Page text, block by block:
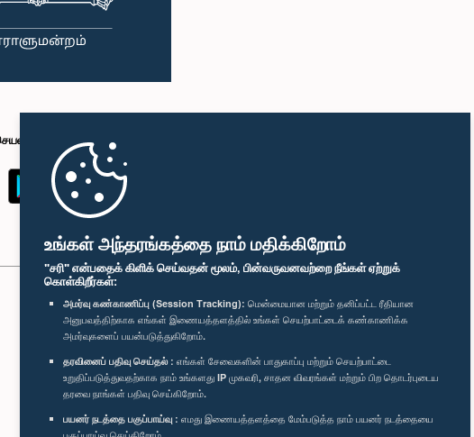
உங்கள் அந்தரங்கத்தை நாம் மதிக்கிறோம்
"சரி" என்பதைக் கிளிக் செய்வதன் மூலம், பின்வருவனவற்றை நீங்கள் ஏற்றுக்
கொள்கிறீர்கள்:
அமர்வு கண்காணிப்பு (Session Tracking): மென்மையான மற்றும் தனிப்பட்ட ரீதியான
அனுபவத்திற்காக எங்கள் இணையத்தளத்தில் உங்கள் செயற்பாட்டைக் கண்காணிக்க
அமர்வுகளைப் பயன்படுத்துகிறோம்.
தரவினைப் பதிவு செய்தல் : எங்கள் சேவைகளின் பாதுகாப்பு மற்றும் செயற்பாட்டை
உறுதிப்படுத்துவதற்காக நாம் உங்களது IP முகவரி, சாதன விவரங்கள் மற்றும் பிற தொடர்புடைய
தரவை நாங்கள் பதிவு செய்கிறோம்.
பயனர் நடத்தை பகுப்பாய்வு : எமது இணையத்தளத்தை மேம்படுத்த நாம் பயனர் நடத்தையை